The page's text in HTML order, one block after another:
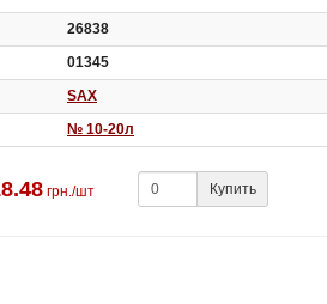
26838
01345
SAX
№ 10-20л
грн./шт Купить